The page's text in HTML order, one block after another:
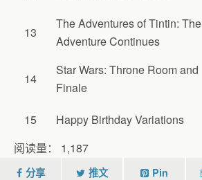
13
The Adventures of Tintin: The
Adventure Continues
14
Star Wars: Throne Room and
Finale
15 Happy Birthday Variations
阅读量： 1,187
分享 推文 Pin